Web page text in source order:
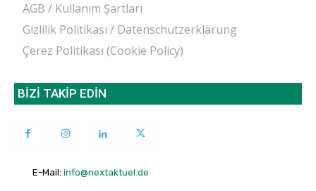
AGB / Kullanım Şartları
Gizlilik Politikası / Datenschutzerklärung
Çerez Politikası (Cookie Policy)
BİZİ TAKİP EDİN
E-Mail: info@nextaktuel.de